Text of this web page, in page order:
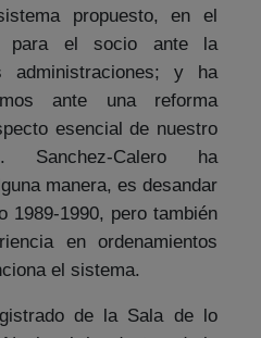
propuesto, en el
para el socio ante la
y ha
ante una reforma
esencial de nuestro
Sanchez-Calero ha
manera, es desandar
1989-1990, pero también
en ordenamientos
el sistema.
de la Sala de lo